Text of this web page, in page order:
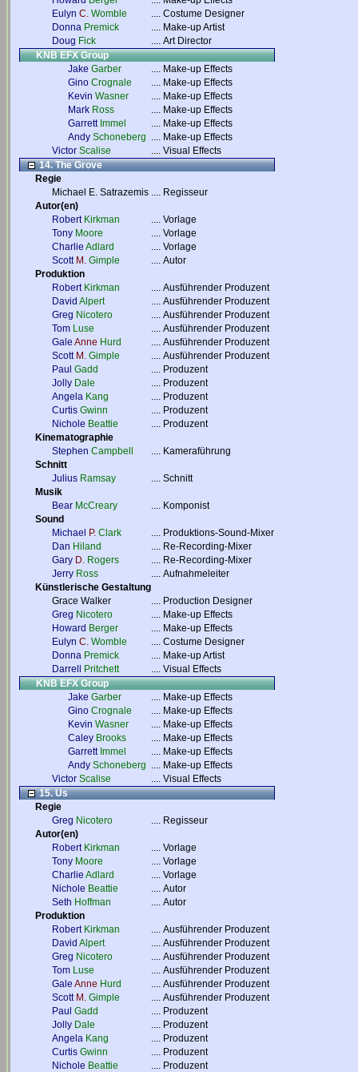
Eulyn C. Womble .... Costume Designer
Donna Premick .... Make-up Artist
Doug Fick .... Art Director
KNB EFX Group
Jake Garber .... Make-up Effects
Gino Crognale .... Make-up Effects
Kevin Wasner .... Make-up Effects
Mark Ross .... Make-up Effects
Garrett Immel .... Make-up Effects
Andy Schoneberg .... Make-up Effects
Victor Scalise .... Visual Effects
14. The Grove
Regie
Michael E. Satrazemis .... Regisseur
Autor(en)
Robert Kirkman .... Vorlage
Tony Moore .... Vorlage
Charlie Adlard .... Vorlage
Scott M. Gimple .... Autor
Produktion
Robert Kirkman .... Ausführender Produzent
David Alpert .... Ausführender Produzent
Greg Nicotero .... Ausführender Produzent
Tom Luse .... Ausführender Produzent
Gale Anne Hurd .... Ausführender Produzent
Scott M. Gimple .... Ausführender Produzent
Paul Gadd .... Produzent
Jolly Dale .... Produzent
Angela Kang .... Produzent
Curtis Gwinn .... Produzent
Nichole Beattie .... Produzent
Kinematographie
Stephen Campbell .... Kameraführung
Schnitt
Julius Ramsay .... Schnitt
Musik
Bear McCreary .... Komponist
Sound
Michael
P. Clark .... Produktions-Sound-Mixer
Dan Hiland .... Re-Recording-Mixer
Gary D. Rogers .... Re-Recording-Mixer
Jerry Ross .... Aufnahmeleiter
Künstlerische Gestaltung
Grace Walker
.... Production Designer
Greg Nicotero .... Make-up Effects
Howard Berger .... Make-up Effects
Eulyn C. Womble .... Costume Designer
Donna Premick .... Make-up Artist
Darrell
Pritchett .... Visual Effects
KNB EFX Group
Jake Garber .... Make-up Effects
Gino Crognale .... Make-up Effects
Kevin Wasner .... Make-up Effects
Caley Brooks .... Make-up Effects
Garrett Immel .... Make-up Effects
Andy Schoneberg .... Make-up Effects
Victor Scalise .... Visual Effects
15. Us
Regie
Greg Nicotero .... Regisseur
Autor(en)
Robert Kirkman .... Vorlage
Tony Moore .... Vorlage
Charlie Adlard .... Vorlage
Nichole Beattie .... Autor
Seth Hoffman .... Autor
Produktion
Robert Kirkman .... Ausführender Produzent
David Alpert .... Ausführender Produzent
Greg Nicotero .... Ausführender Produzent
Tom Luse .... Ausführender Produzent
Gale Anne Hurd .... Ausführender Produzent
Scott M. Gimple .... Ausführender Produzent
Paul Gadd .... Produzent
Jolly Dale .... Produzent
Angela Kang .... Produzent
Curtis Gwinn .... Produzent
Nichole Beattie .... Produzent